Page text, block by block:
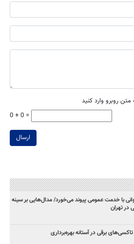
روبرو وارد کنید
0 + 0 =
ارسال
با خدمت عمومی پیوند می‌خورد/ مدال‌هایی بر سینه
در تهران